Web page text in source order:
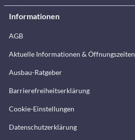
Informationen
AGB
Aktuelle Informationen & Öffnungszeiten
Ausbau-Ratgeber
Barrierefreiheitserklärung
Cookie-Einstellungen
Datenschutzerklärung